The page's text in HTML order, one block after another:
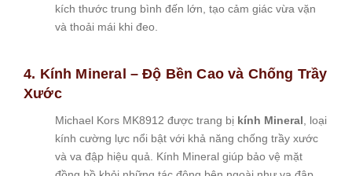
kích thước trung bình đến lớn, tạo cảm giác vừa vặn
và thoải mái khi đeo.
4. Kính Mineral – Độ Bền Cao và Chống Trầy
Xước
Michael Kors MK8912 được trang bị kính Mineral , loại
kính cường lực nổi bật với khả năng chống trầy xước
và va đập hiệu quả. Kính Mineral giúp bảo vệ mặt